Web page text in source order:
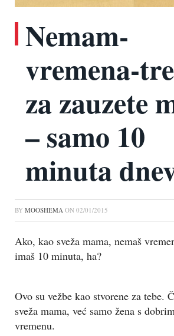
Nemam-
vremena-
za zauzete
– samo 10
minuta
BY MOOSHEMA ON 02/01/2015
Ako, kao sveža mama, nemaš
imaš 10 minuta, ha?
Ovo su vežbe kao stvorene za tebe.
sveža mama, već samo žena s
vremenu.